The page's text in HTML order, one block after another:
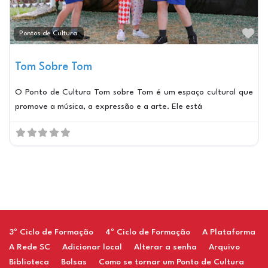
Pontos de Cultura
Tom Sobre Tom
O Ponto de Cultura Tom sobre Tom é um espaço cultural que
promove a música, a expressão e a arte. Ele está
3º Ciclo de Formação 4º Ciclo de Formação
A Plataforma
A Rede SC
Adicionar local Alterar a senha
Arquivo
Biblioteca
Bolsas Como se tornar um Ponto de Cultura